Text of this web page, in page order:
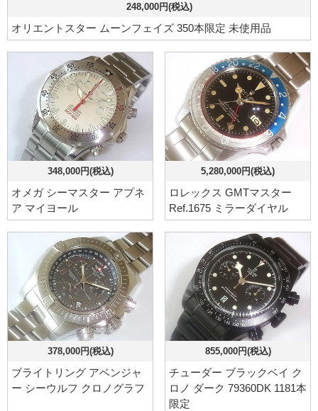
248,000円(税込)
オリエントスター ムーンフェイズ 350本限定 未使用品
348,000円(税込)
オメガ シーマスター アプネ
ア マイヨール
5,280,000円(税込)
ロレックス GMTマスター
Ref.1675 ミラーダイヤル
378,000円(税込)
ブライトリング アベンジャ
ー シーウルフ クロノグラフ
855,000円(税込)
チューダー ブラックベイ ク
ロノ ダーク 79360DK 1181本
限定